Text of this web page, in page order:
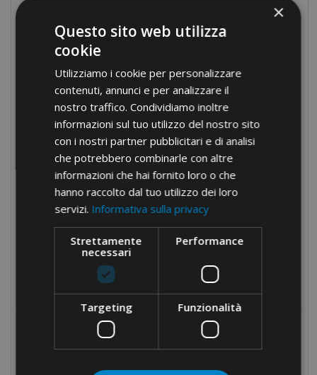
Crimping tools for RJ
Crimping tools for end-sleeve terminals in a strap
Crimping tools with long handles
Preumatic crimping tools
Cable cutters
Drillers
Hydraulic equipment
Electrical tapes
Conduit fixings
Products no longer in pricelist
MOST POPULAR
CRIMPING TOOL · SQUARE
×
Questo sito web utilizza
cookie
Utilizziamo i cookie per personalizzare
contenuti, annunci e per analizzare il
nostro traffico. Condividiamo inoltre
informazioni sul tuo utilizzo del nostro sito
con i nostri partner pubblicitari e di analisi
che potrebbero combinarle con altre
informazioni che hai fornito loro o che
hanno raccolto dal tuo utilizzo dei loro
servizi. Informativa sulla privacy
Strettamente
necessari
Performance
Targeting Funzionalità